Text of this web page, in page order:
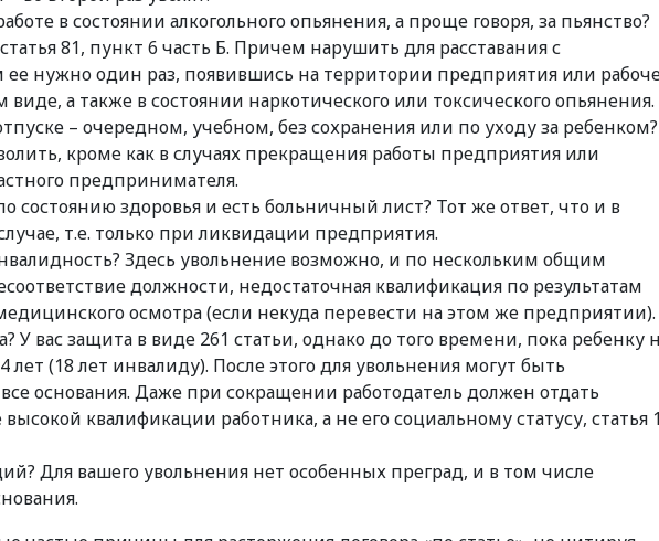
в состоянии алкогольного опьянения, а проще говоря, за пьянство?
81, пункт 6 часть Б. Причем нарушить для расставания с
ее нужно один раз, появившись на территории предприятия или
виде, а также в состоянии наркотического или токсического опьянения.
– очередном, учебном, без сохранения или по уходу за ребенком?
кроме как в случаях прекращения работы предприятия или
предпринимателя.
состоянию здоровья и есть больничный лист? Тот же ответ, что и в
т.е. только при ликвидации предприятия.
Здесь увольнение возможно, и по нескольким общим
должности, недостаточная квалификация по результатам
осмотра (если некуда перевести на этом же предприятии).
У вас защита в виде 261 статьи, однако до того времени, пока ребенку
лет (18 лет инвалиду). После этого для увольнения могут быть
основания. Даже при сокращении работодатель должен отдать
квалификации работника, а не его социальному статусу, статья
Для вашего увольнения нет особенных преград, и в том числе